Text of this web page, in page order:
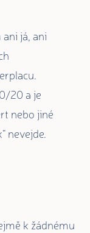
já, ani
20 a je
nebo jiné
nevejde.
k žádnému